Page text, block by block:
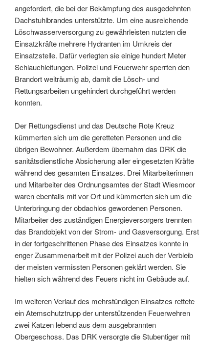
angefordert, die bei der Bekämpfung des ausgedehnten
Dachstuhlbrandes unterstützte. Um eine ausreichende
Löschwasserversorgung zu gewährleisten nutzten die
Einsatzkräfte mehrere Hydranten im Umkreis der
Einsatzstelle. Dafür verlegten sie einige hundert Meter
Schlauchleitungen. Polizei und Feuerwehr sperrten den
Brandort weiträumig ab, damit die Lösch- und
Rettungsarbeiten ungehindert durchgeführt werden
konnten.
Der Rettungsdienst und das Deutsche Rote Kreuz
kümmerten sich um die geretteten Personen und die
übrigen Bewohner. Außerdem übernahm das DRK die
sanitätsdienstliche Absicherung aller eingesetzten Kräfte
während des gesamten Einsatzes. Drei Mitarbeiterinnen
und Mitarbeiter des Ordnungsamtes der Stadt Wiesmoor
waren ebenfalls mit vor Ort und kümmerten sich um die
Unterbringung der obdachlos gewordenen Personen.
Mitarbeiter des zuständigen Energieversorgers trennten
das Brandobjekt von der Strom- und Gasversorgung. Erst
in der fortgeschrittenen Phase des Einsatzes konnte in
enger Zusammenarbeit mit der Polizei auch der Verbleib
der meisten vermissten Personen geklärt werden. Sie
hielten sich während des Feuers nicht im Gebäude auf.
Im weiteren Verlauf des mehrstündigen Einsatzes rettete
ein Atemschutztrupp der unterstützenden Feuerwehren
zwei Katzen lebend aus dem ausgebrannten
Obergeschoss. Das DRK versorgte die Stubentiger mit